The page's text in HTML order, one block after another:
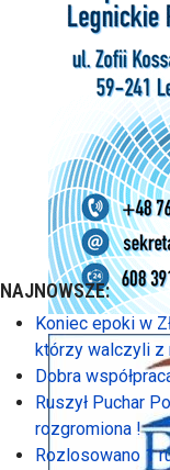
NAJNOWSZE:
Koniec epoki w
którzy walczyli z
Dobra
Ruszył Puchar
rozgromiona !
Rozlosowano 1